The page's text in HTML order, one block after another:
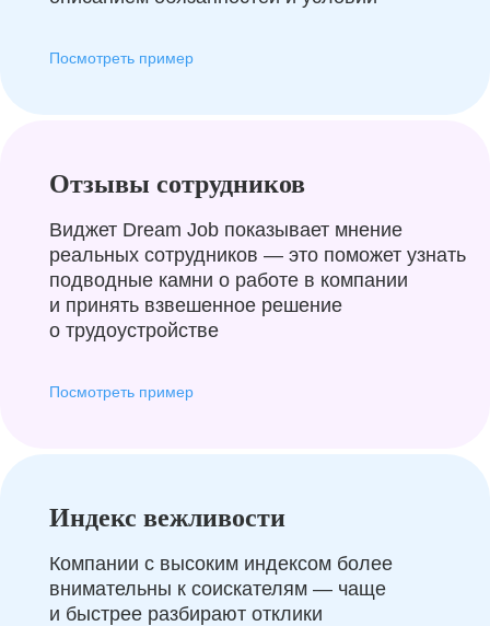
Посмотреть пример
Отзывы сотрудников
Виджет Dream Job показывает мнение
реальных сотрудников — это поможет узнать
подводные камни о работе в компании
и принять взвешенное решение
о трудоустройстве
Посмотреть пример
Индекс вежливости
Компании с высоким индексом более
внимательны к соискателям — чаще
и быстрее разбирают отклики